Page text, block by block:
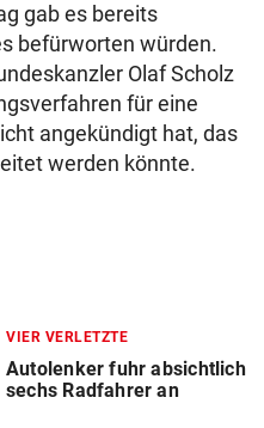
gab es bereits
befürworten würden.
Olaf Scholz
für eine
angekündigt hat, das
werden könnte.
VIER VERLETZTE
Autolenker fuhr absichtlich
sechs Radfahrer an